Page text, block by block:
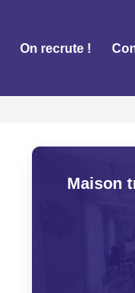
On recrute !
Maison